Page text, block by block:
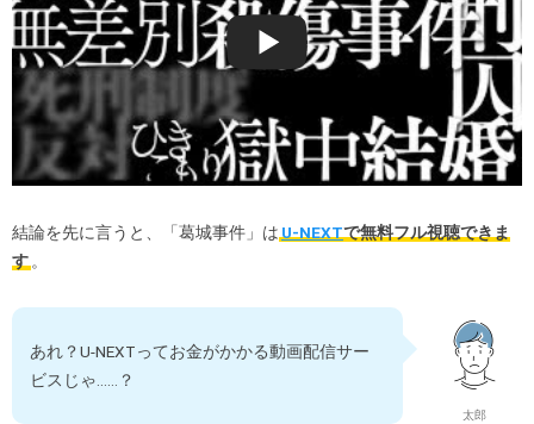
結論を先に言うと、「葛城事件」はU-NEXTで無料フル視聴できま
す。
太郎
あれ？U-NEXTってお金がかかる動画配信サー
ビスじゃ……？